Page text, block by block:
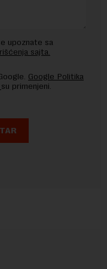
upoznate sa
sajta.
Google Politika
su primenjeni.